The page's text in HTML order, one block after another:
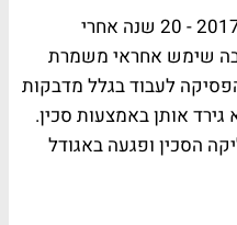
תאונת העבודה התרחשה ביולי 2017 - 20 שנה אחרי
שימש אחראי משמרת
לעבוד בגלל מדבקות
גירד אותן באמצעות סכין.
הסכין ופגעה באגודל